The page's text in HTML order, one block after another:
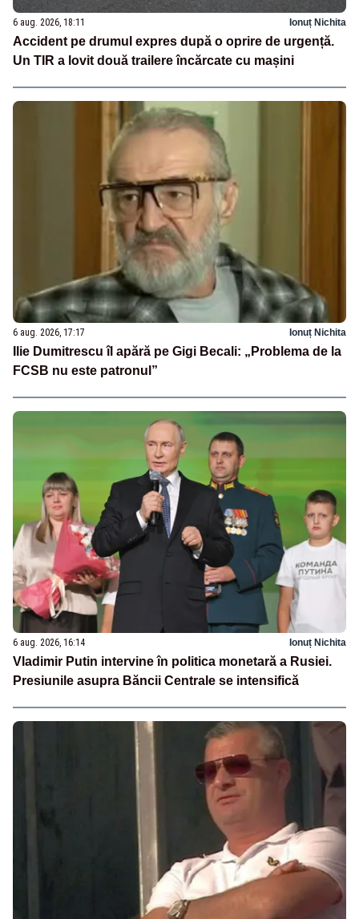
6 aug. 2026, 18:11 Ionuț Nichita
Accident pe drumul expres după o oprire de urgență.
Un TIR a lovit două trailere încărcate cu mașini
6 aug. 2026, 17:17 Ionuț Nichita
Ilie Dumitrescu îl apără pe Gigi Becali: „Problema de la
FCSB nu este patronul”
6 aug. 2026, 16:14 Ionuț Nichita
Vladimir Putin intervine în politica monetară a Rusiei.
Presiunile asupra Băncii Centrale se intensifică